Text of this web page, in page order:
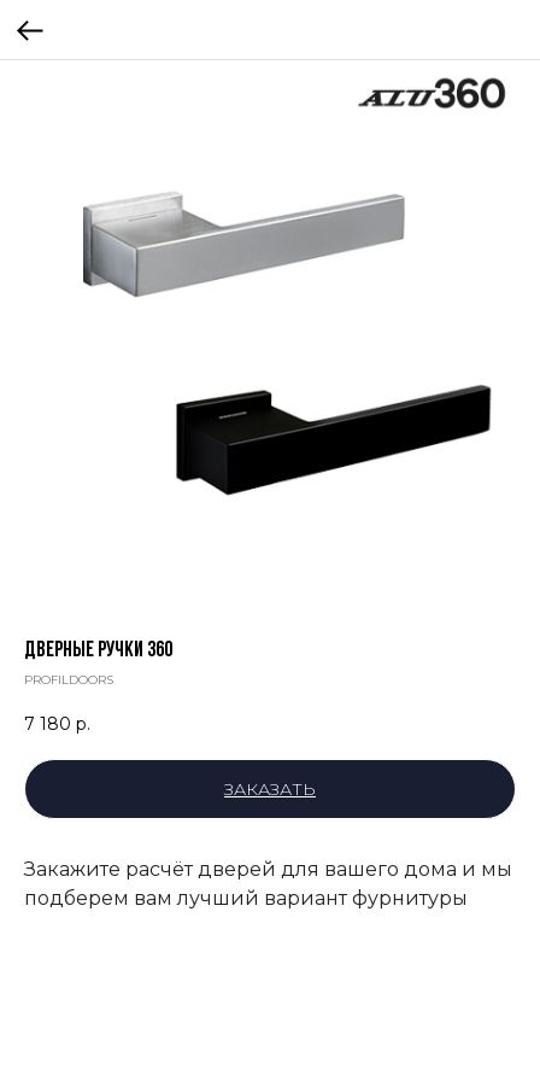
ДВЕРНЫЕ РУЧКИ 360
PROFILDOORS
7 180 р.
ЗАКАЗАТЬ
Закажите расчёт дверей для вашего дома и мы
подберем вам лучший вариант фурнитуры